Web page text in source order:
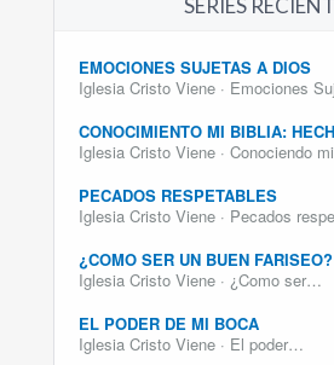
SERIES
EMOCIONES SUJETAS A DIOS
Iglesia Cristo Viene · Emociones
CONOCIMIENTO MI BIBLIA:
Iglesia Cristo Viene · Conociendo
PECADOS RESPETABLES
Iglesia Cristo Viene · Pecados
¿COMO SER UN BUEN FARISEO?
Iglesia Cristo Viene · ¿Como ser…
EL PODER DE MI BOCA
Iglesia Cristo Viene · El poder…